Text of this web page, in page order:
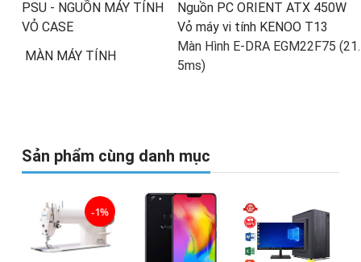
PSU - NGUỒN MÁY TÍNH
Nguồn PC ORIENT ATX 450W
VỎ CASE
Vỏ máy vi tính KENOO T13
MÀN MÁY TÍNH
Màn Hình E-DRA EGM22F75
5ms)
Sản phẩm cùng danh mục
-1%